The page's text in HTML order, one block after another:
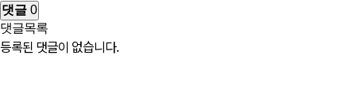
댓글 0
댓글목록
등록된 댓글이 없습니다.